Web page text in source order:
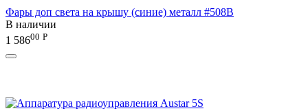
Фары доп света на крышу (синие) металл #508B
В наличии
1 58600 Р